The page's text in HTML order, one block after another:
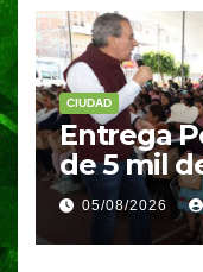
CIUDAD
Entrega
de 5 mil
Canoa
05/08/2026